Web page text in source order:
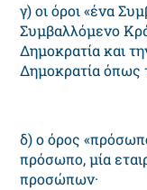
γ) οι όροι «ένα
Συμβαλλόμενο
Δημοκρατία και
Δημοκρατία όπως
δ) ο όρος
πρόσωπο, μία
προσώπων·